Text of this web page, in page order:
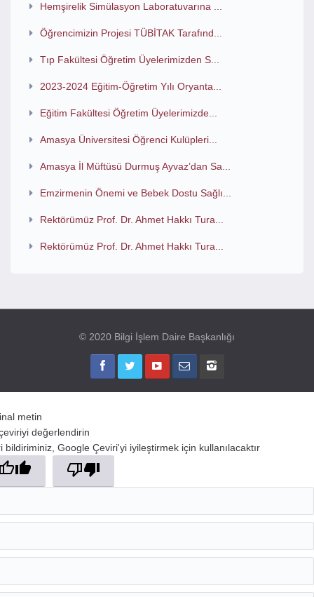
Hemşirelik Simülasyon Laboratuvarına ...
Öğrencimizin Projesi TÜBİTAK Tarafınd...
Tıp Fakültesi Öğretim Üyelerimizden S...
2023-2024 Eğitim-Öğretim Yılı Oryanta...
Eğitim Fakültesi Öğretim Üyelerimizde...
Amasya Üniversitesi Öğrenci Kulüpleri...
Amasya İl Müftüsü Durmuş Ayvaz’dan Sa...
Emzirmenin Önemi ve Bebek Dostu Sağlı...
Rektörümüz Prof. Dr. Ahmet Hakkı Tura...
Rektörümüz Prof. Dr. Ahmet Hakkı Tura...
© 2020 Bilgi İşlem Daire Başkanlığı
metin
değerlendirin
bildiriminiz, Google Çeviri'yi iyileştirmek için kullanılacaktır